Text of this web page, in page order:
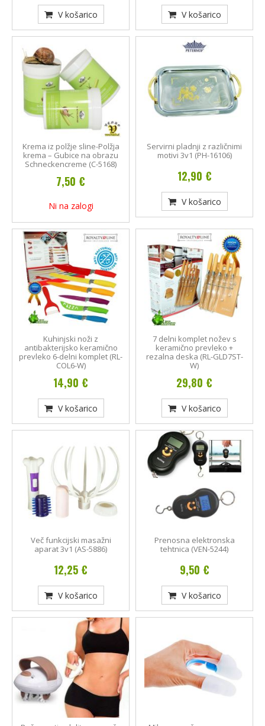
V košarico V košarico
Krema iz polžje sline-Polžja
krema – Gubice na obrazu
Schneckencreme (C-5168)
7,50 €
Ni na zalogi
Servirni pladnji z različnimi
motivi 3v1 (PH-16106)
12,90 €
V košarico
Kuhinjski noži z
antibakterijsko keramično
prevleko 6-delni komplet (RL-
COL6-W)
14,90 €
V košarico
7 delni komplet nožev s
keramično prevleko +
rezalna deska (RL-GLD7ST-
W)
29,80 €
V košarico
Več funkcijski masažni
aparat 3v1 (AS-5886)
12,25 €
V košarico
Prenosna elektronska
tehtnica (VEN-5244)
9,50 €
V košarico